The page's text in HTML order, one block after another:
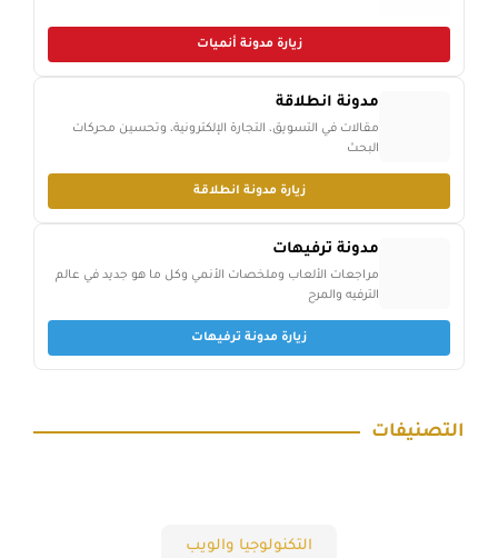
زيارة مدونة أنميات
مدونة انطلاقة
مقالات في التسويق، التجارة الإلكترونية، وتحسين محركات
البحث
زيارة مدونة انطلاقة
مدونة ترفيهات
مراجعات الألعاب وملخصات الأنمي وكل ما هو جديد في عالم
الترفيه والمرح
زيارة مدونة ترفيهات
التصنيفات
التكنولوجيا والويب